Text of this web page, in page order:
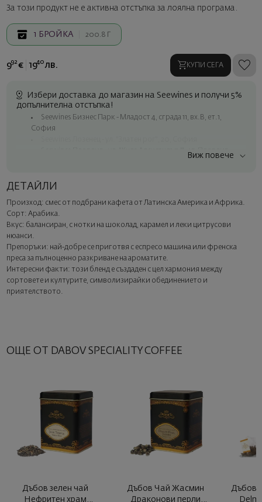
За този продукт не е активна отстъпка за лоялна програма.
1 БРОЙКА 200.8 Г
992 € 1940 лв. КУПИ СЕГА
Избери доставка до магазин на Seewines и получи 5%
допълнителна отстъпка!
Seewines Бизнес Парк - Младост 4, сграда 11, вх.В, ет.1,
София
Seewines Пловдив - ул. "Княз Александър I", 45, Пловдив
Куриер на Seewines до адрес в рамките на град София
Изненадайте със стил
Добавете луксозна подаръчна опаковка и персонализирана
картичка с ваше пожелание. Изберете тази опция в
следващата стъпка от поръчката.
Виж повече
ДЕТАЙЛИ
Произход: смес от подбрани кафета от Латинска Америка и Африка.
Сорт: Арабика.
Вкус: балансиран, с нотки на шоколад, карамел и леки цитрусови
нюанси.
Препоръки: най-добре се приготвя с еспресо машина или френска
преса за пълноценно разкриване на ароматите.
Интересни факти: този бленд е създаден с цел хармония между
сортовете и културите, символизирайки обединението и
приятелството.
ОЩЕ ОТ DABOV SPECIALITY COFFEE
Дъбов зелен чай
Нефритен храм
Дъбов Чай Жасмин
Драконови перли
Дъбов